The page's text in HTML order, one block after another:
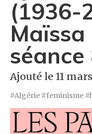
(1936-
Maïssa
séance
Ajouté le 11
Algérie feminisme